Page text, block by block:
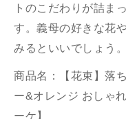
トのこだわりが詰ま
す。義母の好きな花
みるといいでしょう。
商品名：【花束】落
ー&オレンジ おしゃ
ーケ】